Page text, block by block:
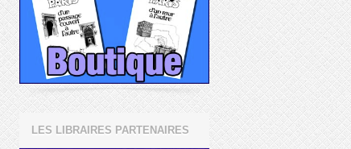
LES LIBRAIRES PARTENAIRES